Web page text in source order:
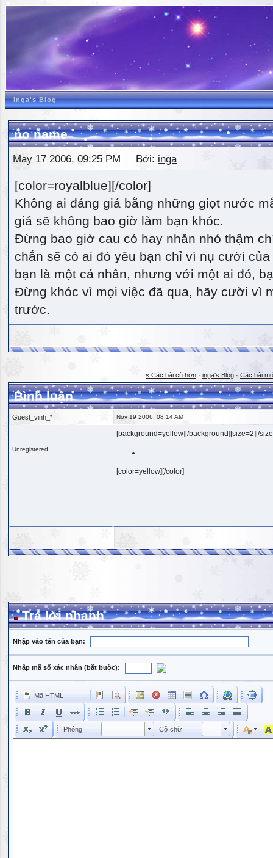
inga's Blog
no name
May 17 2006, 09:25 PM Bởi: inga
[color=royalblue][/color]
Không ai đáng giá bằng những giọt nước
giá sẽ không bao giờ làm bạn khóc.
Đừng bao giờ cau có hay nhăn nhó thậm
chắn sẽ có ai đó yêu bạn chỉ vì nụ cười
bạn là một cá nhân, nhưng với một ai đó,
Đừng khóc vì mọi việc đã qua, hãy cười vì
trước.
« Các bài cũ hơn · inga's Blog · Các bài
Bình luận
Guest_vinh_* Nov 19 2006, 08:14 AM
Unregistered
[background=yellow][/background][size=2][/
[color=yellow][/color]
Trả lời nhanh
Nhập vào tên của bạn:
Nhập mã số xác nhận (bắt buộc):
Mã HTML
Phông Phông Cỡ chữ Kích cỡ phông